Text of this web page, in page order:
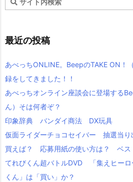
最近の投稿
あべっちONLINE。BeepのTAKE ON！
録をしてきました！！
あべっちオンライン座談会に登場する
ん）そは何者ぞ？
印象辞典 バンダイ商法 DX玩具
仮面ライダーチョコセイバー 抽選当り
買えば？ 応募用紙の使い方は？ ベス
てれびくん超バトルDVD 「集えヒー
くん」は「買い」か？